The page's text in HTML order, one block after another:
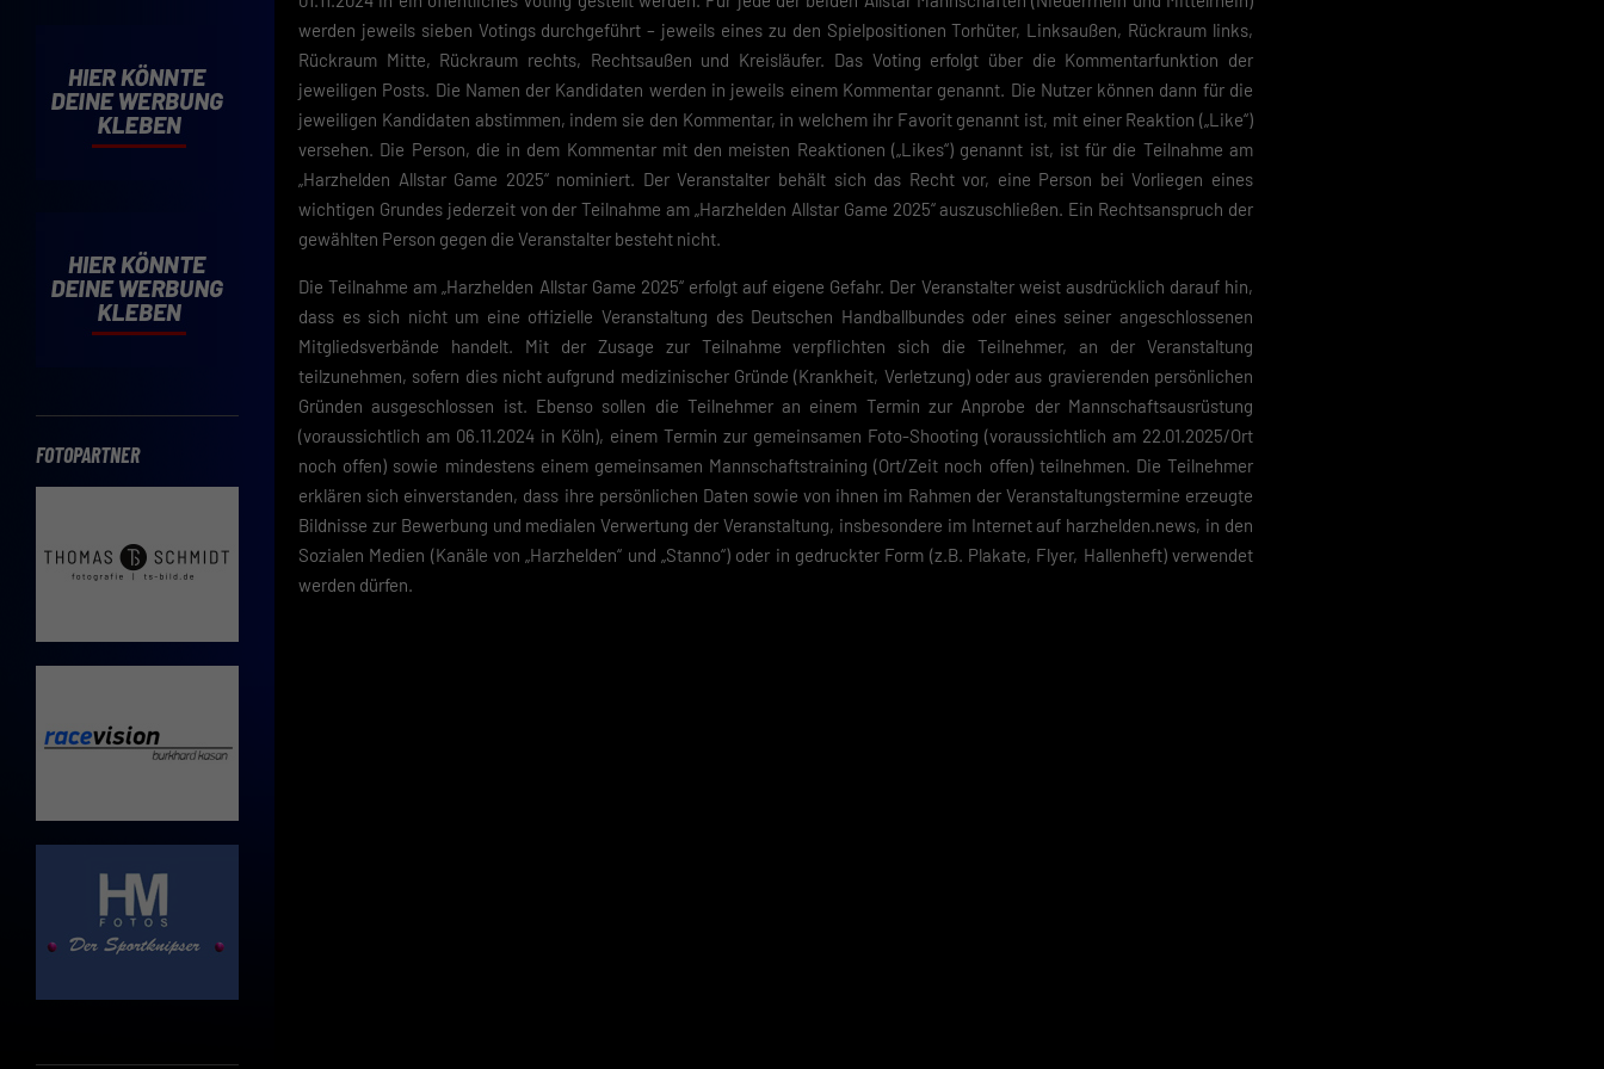
FOTOPARTNER
werden jeweils sieben Votings durchgeführt – jeweils eines zu den Spielpositionen Torhüter, Linksaußen, Rückraum links,
Rückraum Mitte, Rückraum rechts, Rechtsaußen und Kreisläufer. Das Voting erfolgt über die Kommentarfunktion der
jeweiligen Posts. Die Namen der Kandidaten werden in jeweils einem Kommentar genannt. Die Nutzer können dann für die
jeweiligen Kandidaten abstimmen, indem sie den Kommentar, in welchem ihr Favorit genannt ist, mit einer Reaktion („Like“)
versehen. Die Person, die in dem Kommentar mit den meisten Reaktionen („Likes“) genannt ist, ist für die Teilnahme am
„Harzhelden Allstar Game 2025“ nominiert. Der Veranstalter behält sich das Recht vor, eine Person bei Vorliegen eines
wichtigen Grundes jederzeit von der Teilnahme am „Harzhelden Allstar Game 2025“ auszuschließen. Ein Rechtsanspruch der
gewählten Person gegen die Veranstalter besteht nicht.
Die Teilnahme am „Harzhelden Allstar Game 2025“ erfolgt auf eigene Gefahr. Der Veranstalter weist ausdrücklich darauf hin,
dass es sich nicht um eine offizielle Veranstaltung des Deutschen Handballbundes oder eines seiner angeschlossenen
Mitgliedsverbände handelt. Mit der Zusage zur Teilnahme verpflichten sich die Teilnehmer, an der Veranstaltung
teilzunehmen, sofern dies nicht aufgrund medizinischer Gründe (Krankheit, Verletzung) oder aus gravierenden persönlichen
Gründen ausgeschlossen ist. Ebenso sollen die Teilnehmer an einem Termin zur Anprobe der Mannschaftsausrüstung
(voraussichtlich am 06.11.2024 in Köln), einem Termin zur gemeinsamen Foto-Shooting (voraussichtlich am 22.01.2025/Ort
noch offen) sowie mindestens einem gemeinsamen Mannschaftstraining (Ort/Zeit noch offen) teilnehmen. Die Teilnehmer
erklären sich einverstanden, dass ihre persönlichen Daten sowie von ihnen im Rahmen der Veranstaltungstermine erzeugte
Bildnisse zur Bewerbung und medialen Verwertung der Veranstaltung, insbesondere im Internet auf harzhelden.news, in den
Sozialen Medien (Kanäle von „Harzhelden“ und „Stanno“) oder in gedruckter Form (z.B. Plakate, Flyer, Hallenheft) verwendet
werden dürfen.
Cookie-Verwendung unser Angebot nicht nutzen kannst.
Wenn du unter 16 Jahre alt bist und deine Zustimmung zu freiwilligen Diensten geben
möchtest, musst du deine Erziehungsberechtigten um Erlaubnis bitten.
Hier finden Sie eine Übersicht über alle verwendeten Cookies. Sie können Ihre
Einwilligung zu ganzen Kategorien geben oder sich weitere Informationen anzeigen
lassen und so nur bestimmte Cookies auswählen.
Speichern Zurück
Essenzielle Cookies ermöglichen grundlegende Funktionen und sind für die einwandfreie
Funktion der Website erforderlich.
Cookie-Informationen anzeigen
Datenschutzerklärung Impressum